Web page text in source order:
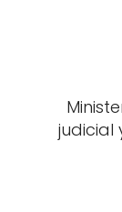
judicial